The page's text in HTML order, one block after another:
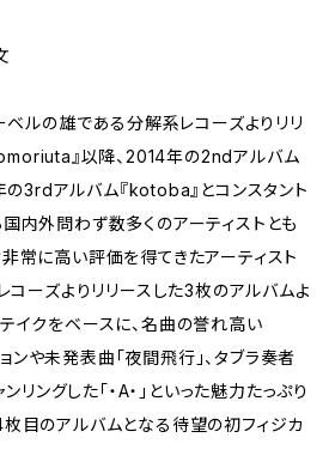
ルの雄である分解系レコーズよりリリ
』以降、2014年の2ndアルバム
3rdアルバム『kotoba』とコンスタント
内外問わず数多くのアーティストとも
常に高い評価を得てきたアーティスト
ーズよりリリースした3枚のアルバムよ
イクをベースに、名曲の誉れ高い
ンや未発表曲「夜間飛行」、タブラ奏者
ングした「・A・」といった魅力たっぷり
目のアルバムとなる待望の初フィジカ